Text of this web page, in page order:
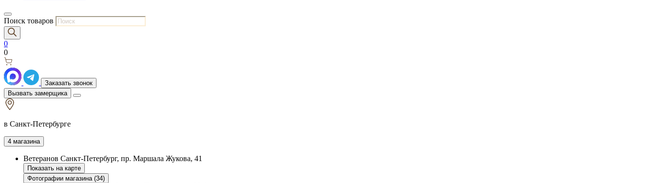
Поиск товаров
0
0
Заказать звонок
Вызвать замерщика
в Санкт-Петербурге
4 магазина
Ветеранов Санкт-Петербург, пр. Маршала Жукова, 41
Показать на карте
Фотографии магазина (34)